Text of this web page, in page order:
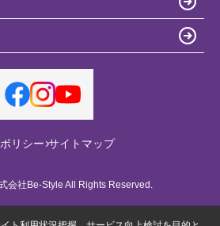
リシー サイトマップ
会社Be-Style All Rights Reserved.